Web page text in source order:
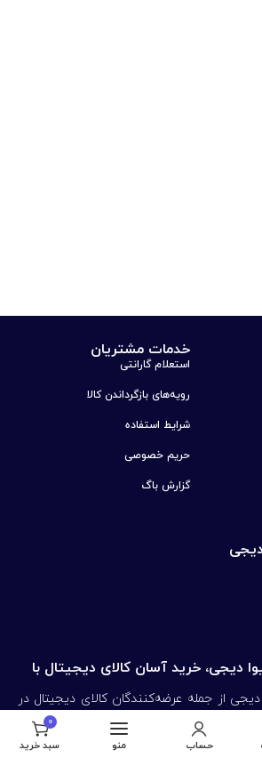
خدمات مشتریان
استعلام گارانتی
رویه‌های بازگرداندن کالا
شرایط استفاده
حریم خصوصی
گزارش باگ
دیجی
دیجی، خرید آسان کالای دیجیتال با
دیجی از جمله عرضه‌کنندگان کالای دیجیتال در
کالاهای دیجیتال از جمله لوازم جانبی لپ
ضمانت اصالت کالا به فروش می‌رساند.
حساب منو
0
سبد خرید